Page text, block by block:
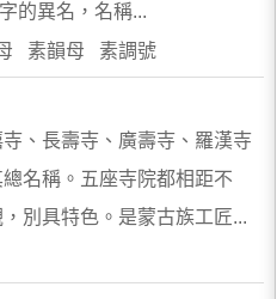
的異名，名稱...
素韻母 素調號
、長壽寺、廣壽寺、羅漢寺
名稱。五座寺院都相距不
別具特色。是蒙古族工匠...